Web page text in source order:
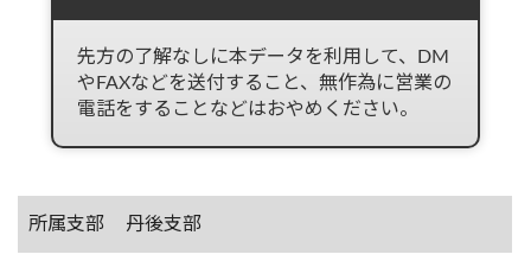
先方の了解なしに本データを利用して、DM
やFAXなどを送付すること、無作為に営業の
電話をすることなどはおやめください。
所属支部 丹後支部